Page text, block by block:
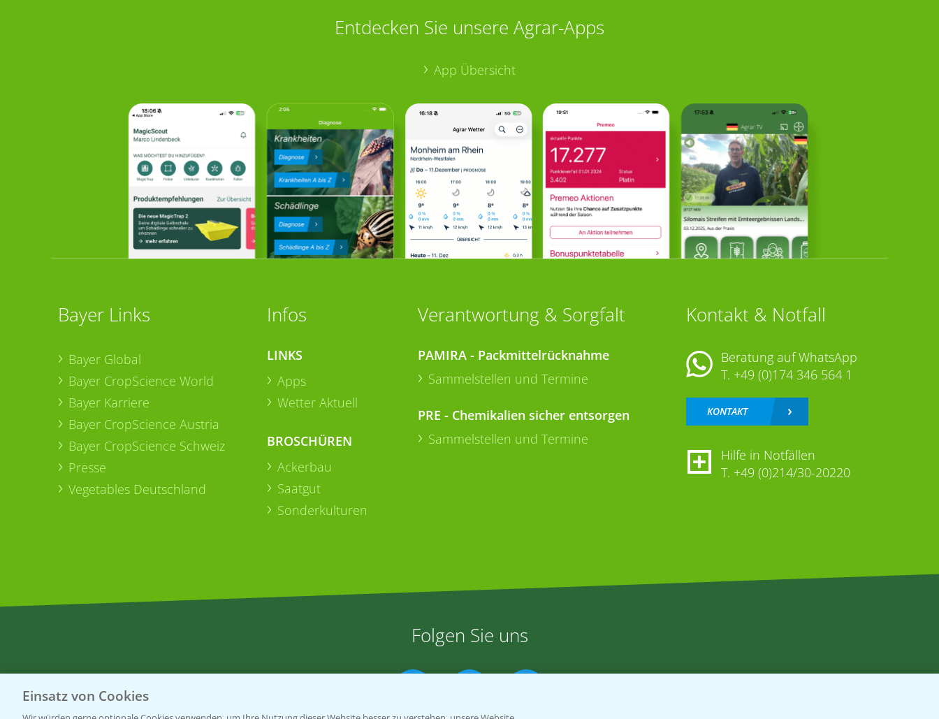
Entdecken Sie unsere Agrar-Apps
App Übersicht
Bayer Links
Bayer Global
Bayer CropScience World
Bayer Karriere
Bayer CropScience Austria
Bayer CropScience Schweiz
Presse
Vegetables Deutschland
Infos
LINKS
Apps
Wetter Aktuell
BROSCHÜREN
Ackerbau
Saatgut
Sonderkulturen
Verantwortung & Sorgfalt
PAMIRA - Packmittelrücknahme
Sammelstellen und Termine
PRE - Chemikalien sicher entsorgen
Sammelstellen und Termine
Kontakt & Notfall
Beratung auf WhatsApp
T. +49 (0)174 346 564 1
KONTAKT
Hilfe in Notfällen
T. +49 (0)214/30-20220
Folgen Sie uns
Einsatz von Cookies